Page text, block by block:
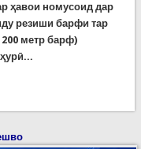
ҳавои номусоид дар
резиши барфи тар
метр барф)
фавқулодда: